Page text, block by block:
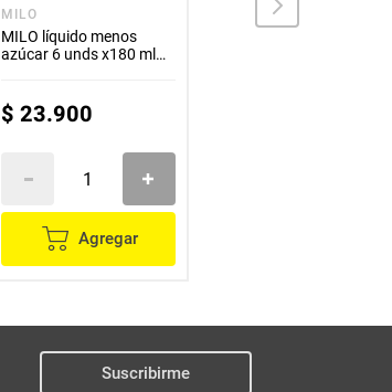
MILO
MILO líquido menos
azúcar 6 unds x180 ml
$ 23.900
Agregar
ALPINA
Suscribirme